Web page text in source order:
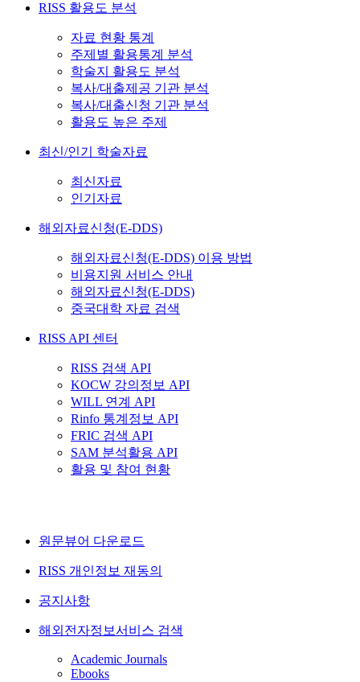
RISS 활용도 분석
자료 현황 통계
주제별 활용통계 분석
학술지 활용도 분석
복사/대출제공 기관 분석
복사/대출신청 기관 분석
활용도 높은 주제
최신/인기 학술자료
최신자료
인기자료
해외자료신청(E-DDS)
해외자료신청(E-DDS) 이용 방법
비용지원 서비스 안내
해외자료신청(E-DDS)
중국대학 자료 검색
RISS API 센터
RISS 검색 API
KOCW 강의정보 API
WILL 연계 API
Rinfo 통계정보 API
FRIC 검색 API
SAM 분석활용 API
활용 및 참여 현황
원문뷰어 다운로드
RISS 개인정보 재동의
공지사항
해외전자정보서비스 검색
Academic Journals
Ebooks